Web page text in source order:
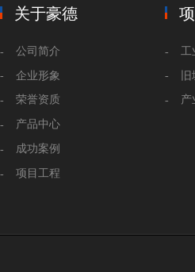
关于豪德
公司简介
企业形象
荣誉资质
产品中心
成功案例
项目工程
产